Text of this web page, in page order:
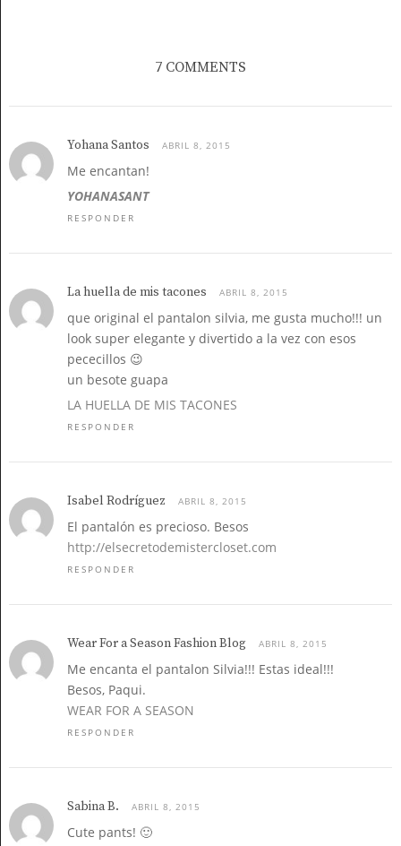
7 COMMENTS
Yohana Santos ABRIL 8, 2015
Me encantan!
YOHANASANT
RESPONDER
La huella de mis tacones ABRIL 8, 2015
que original el pantalon silvia, me gusta mucho!!! un
look super elegante y divertido a la vez con esos
pececillos 😉
un besote guapa
LA HUELLA DE MIS TACONES
RESPONDER
Isabel Rodríguez ABRIL 8, 2015
El pantalón es precioso. Besos
http://elsecretodemistercloset.com
RESPONDER
Wear For a Season Fashion Blog ABRIL 8, 2015
Me encanta el pantalon Silvia!!! Estas ideal!!!
Besos, Paqui.
WEAR FOR A SEASON
RESPONDER
Sabina B. ABRIL 8, 2015
Cute pants! 🙂